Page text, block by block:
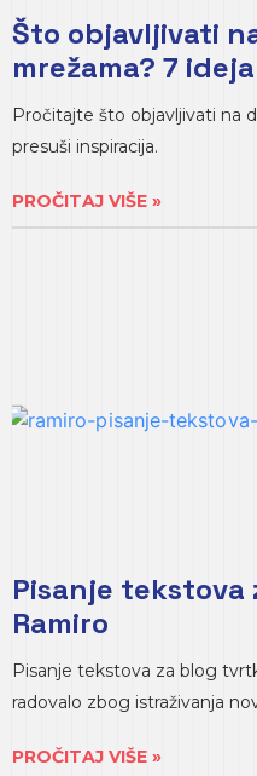
Što objavljivati
mrežama? 7
Pročitajte što objavljivati na
presuši inspiracija.
PROČITAJ VIŠE »
Pisanje
Ramiro
Pisanje tekstova za blog
radovalo zbog istraživanja
PROČITAJ VIŠE »